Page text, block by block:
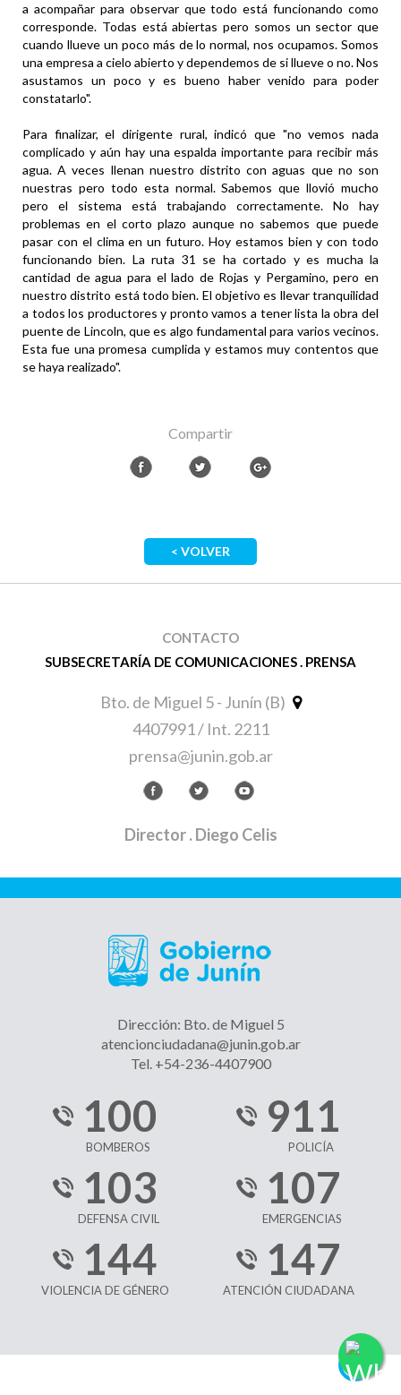
a acompañar para observar que todo está funcionando como
corresponde. Todas está abiertas pero somos un sector que
cuando llueve un poco más de lo normal, nos ocupamos. Somos
una empresa a cielo abierto y dependemos de si llueve o no. Nos
asustamos un poco y es bueno haber venido para poder
constatarlo".
Para finalizar, el dirigente rural, indicó que "no vemos nada
complicado y aún hay una espalda importante para recibir más
agua. A veces llenan nuestro distrito con aguas que no son
nuestras pero todo esta normal. Sabemos que llovió mucho
pero el sistema está trabajando correctamente. No hay
problemas en el corto plazo aunque no sabemos que puede
pasar con el clima en un futuro. Hoy estamos bien y con todo
funcionando bien. La ruta 31 se ha cortado y es mucha la
cantidad de agua para el lado de Rojas y Pergamino, pero en
nuestro distrito está todo bien. El objetivo es llevar tranquilidad
a todos los productores y pronto vamos a tener lista la obra del
puente de Lincoln, que es algo fundamental para varios vecinos.
Esta fue una promesa cumplida y estamos muy contentos que
se haya realizado".
Compartir
< VOLVER
CONTACTO
SUBSECRETARÍA DE COMUNICACIONES . PRENSA
Bto. de Miguel 5 - Junín (B)
4407991 / Int. 2211
prensa@junin.gob.ar
Director. Diego Celis
Dirección: Bto. de Miguel 5
atencionciudadana@junin.gob.ar
Tel. +54-236-4407900
100
BOMBEROS
911
POLICÍA
103
DEFENSA CIVIL
107
EMERGENCIAS
144
VIOLENCIA DE GÉNERO
147
ATENCIÓN CIUDADANA